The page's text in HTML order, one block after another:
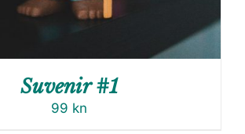
Suvenir #1
99 kn